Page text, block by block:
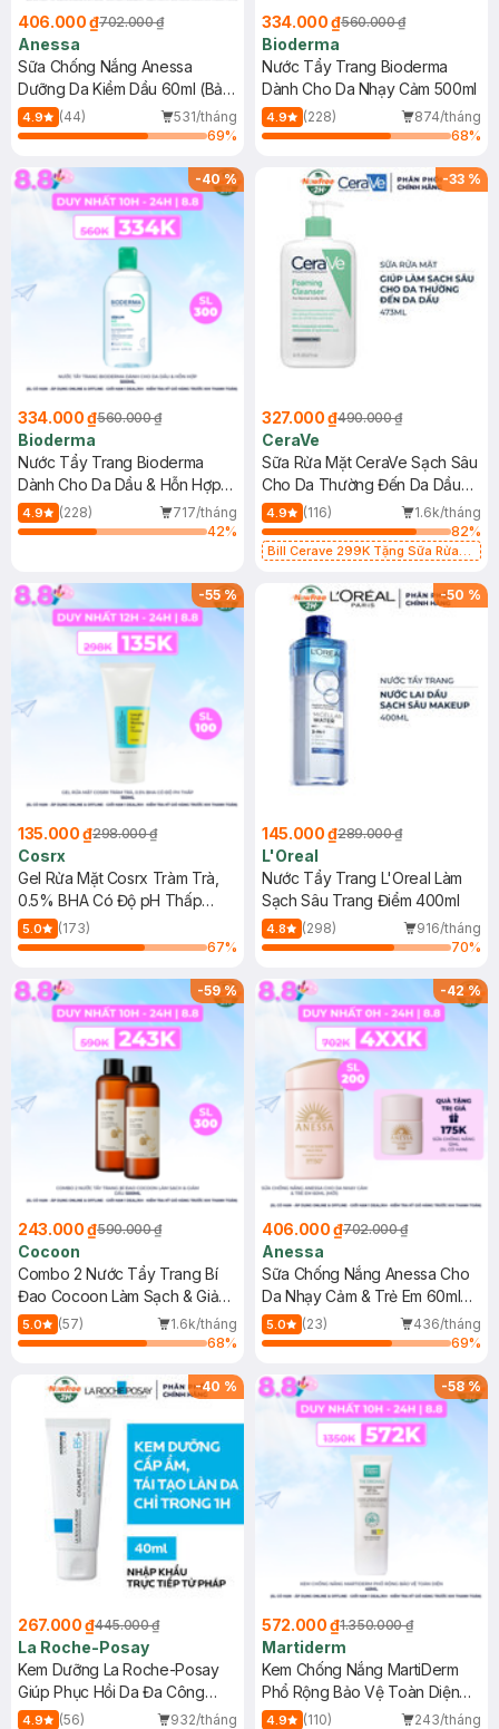
406.000 ₫702.000 ₫
Anessa
Sữa Chống Nắng Anessa
Dưỡng Da Kiềm Dầu 60ml (Bản
Mới)
4.9 (44)
531/tháng
69%
334.000 ₫560.000 ₫
Bioderma
Nước Tẩy Trang Bioderma
Dành Cho Da Nhạy Cảm 500ml
4.9 (228)
874/tháng
68%
-40%
334.000 ₫560.000 ₫
Bioderma
Nước Tẩy Trang Bioderma
Dành Cho Da Dầu & Hỗn Hợp
500ml
4.9 (228)
717/tháng
42%
-33 %
327.000 ₫490.000 ₫
CeraVe
Sữa Rửa Mặt CeraVe Sạch Sâu
Cho Da Thường Đến Da Dầu
473ml
4.9 (116)
1.6k/tháng
82%
Bill Cerave 299K Tặng Sữa Rửa
-55%
135.000 ₫298.000 ₫
Cosrx
Gel Rửa Mặt Cosrx Tràm Trà,
0.5% BHA Có Độ pH Thấp
150ml
5.0
(173)
67%
-50 %
145.000 ₫289.000 ₫
L'Oreal
Nước Tẩy Trang L'Oreal Làm
Sạch Sâu Trang Điểm 400ml
4.8 (298)
916/tháng
70%
-59%
243.000 ₫590.000 ₫
Cocoon
Combo 2 Nước Tẩy Trang Bí
Đao Cocoon Làm Sạch & Giảm
Dầu 500ml
5.0 (57)
1.6k/tháng
68%
-42%
406.000 ₫702.000 ₫
Anessa
Sữa Chống Nắng Anessa Cho
Da Nhạy Cảm & Trẻ Em 60ml
(Mới)
5.0 (23)
436/tháng
69%
-40 %
267.000 ₫445.000 ₫
La Roche-Posay
Kem Dưỡng La Roche-Posay
Giúp Phục Hồi Da Đa Công
Dụng 40ml
4.9 (56)
932/tháng
-58%
572.000 ₫1.350.000 ₫
Martiderm
Kem Chống Nắng MartiDerm
Phổ Rộng Bảo Vệ Toàn Diện
40ml
4.9 (110)
243/tháng